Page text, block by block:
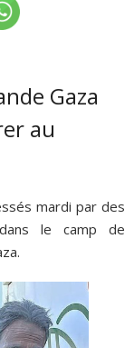
Gaza
au
mardi par des
dans le camp de